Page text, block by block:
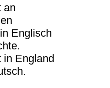
an
Englisch
in England